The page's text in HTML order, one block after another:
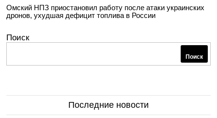
Омский НПЗ приостановил работу после атаки украинских
дронов, ухудшая дефицит топлива в России
Поиск
Поиск
Последние новости